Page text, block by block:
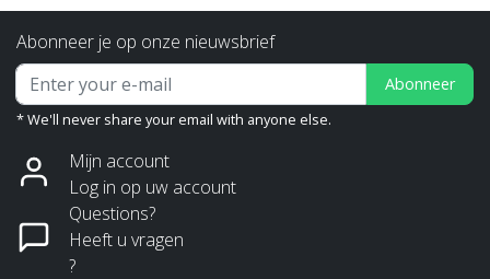
Abonneer je op onze nieuwsbrief
Abonneer
* We'll never share your email with anyone else.
Mijn account
Log in op uw account
Questions?
Heeft u vragen
?